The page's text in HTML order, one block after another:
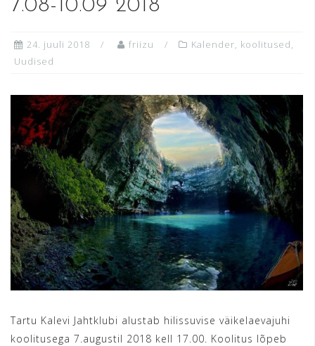
7.08-10.09 2018
24. juuli 2018 friizu Kalender koolitused
Uudised
Tartu Kalevi Jahtklubi alustab hilissuvise väikelaevajuhi
koolitusega 7.augustil 2018 kell 17.00. Koolitus lõpeb